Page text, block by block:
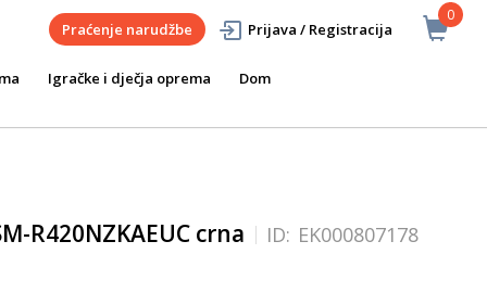
0
Praćenje narudžbe Prijava / Registracija
Igračke i dječja oprema
Dom
R420NZKAEUC crna ID: EK000807178